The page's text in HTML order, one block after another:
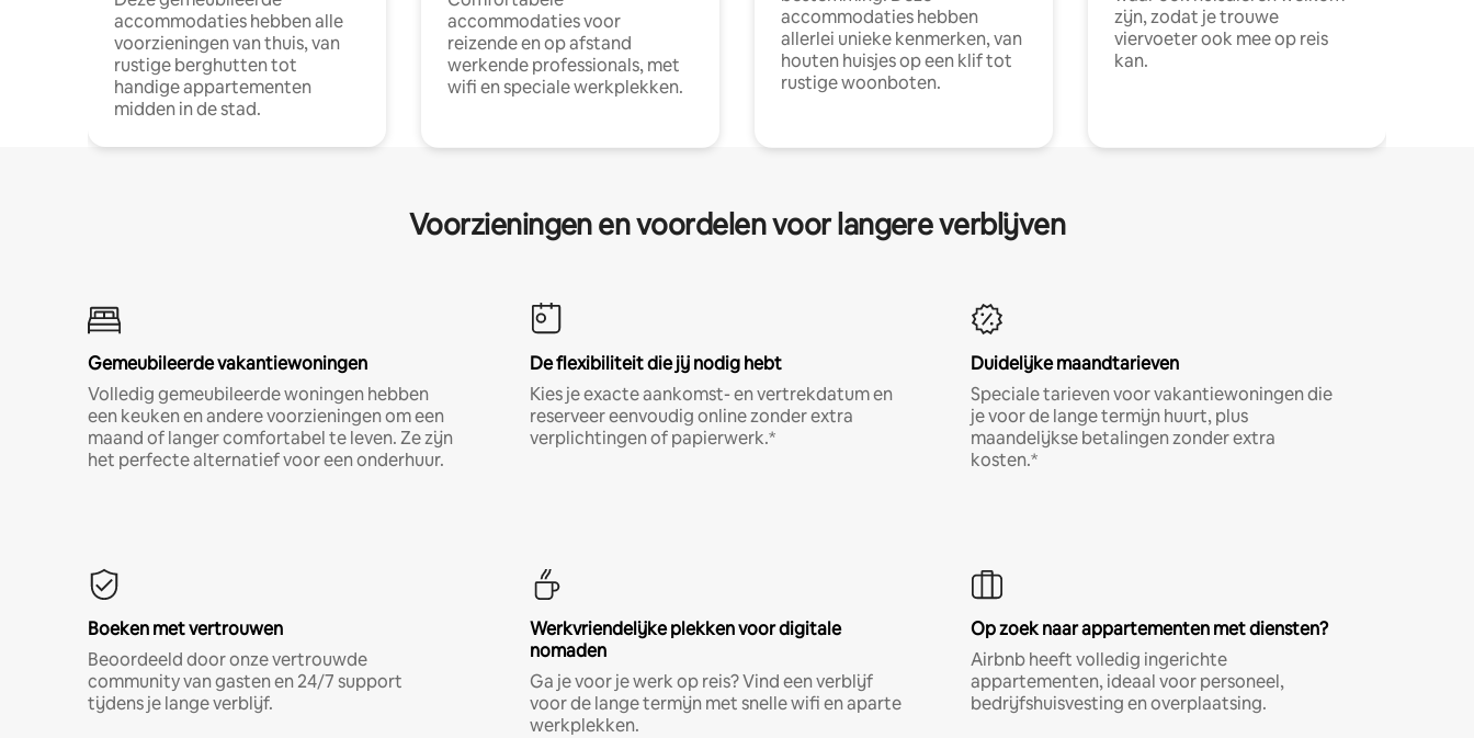
accommodaties hebben alle
voorzieningen van thuis, van
rustige berghutten tot
handige appartementen
midden in de stad.
accommodaties voor
reizende en op afstand
werkende professionals, met
wifi en speciale werkplekken.
accommodaties hebben
allerlei unieke kenmerken, van
houten huisjes op een klif tot
rustige woonboten.
zijn, zodat je trouwe
viervoeter ook mee op reis
kan.
Voorzieningen en voordelen voor langere verblijven
Gemeubileerde vakantiewoningen
Volledig gemeubileerde woningen hebben
een keuken en andere voorzieningen om een
maand of langer comfortabel te leven. Ze zijn
het perfecte alternatief voor een onderhuur.
De flexibiliteit die jij nodig hebt
Kies je exacte aankomst- en vertrekdatum en
reserveer eenvoudig online zonder extra
verplichtingen of papierwerk.*
Duidelijke maandtarieven
Speciale tarieven voor vakantiewoningen die
je voor de lange termijn huurt, plus
maandelijkse betalingen zonder extra
kosten.*
Boeken met vertrouwen
Beoordeeld door onze vertrouwde
community van gasten en 24/7 support
tijdens je lange verblijf.
Werkvriendelijke plekken voor digitale
nomaden
Ga je voor je werk op reis? Vind een verblijf
voor de lange termijn met snelle wifi en aparte
werkplekken.
Op zoek naar appartementen met diensten?
Airbnb heeft volledig ingerichte
appartementen, ideaal voor personeel,
bedrijfshuisvesting en overplaatsing.